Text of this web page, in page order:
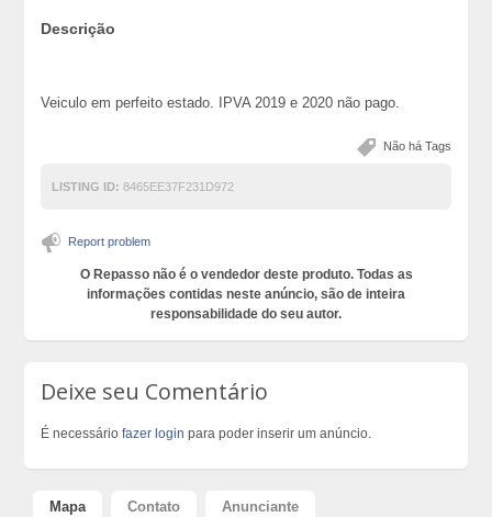
Descrição
Veiculo em perfeito estado. IPVA 2019 e 2020 não pago.
Não há Tags
LISTING ID: 8465EE37F231D972
Report problem
O Repasso não é o vendedor deste produto. Todas as
informações contidas neste anúncio, são de inteira
responsabilidade do seu autor.
Deixe seu Comentário
É necessáriofazer login para poder inserir um anúncio.
Mapa Contato Anunciante